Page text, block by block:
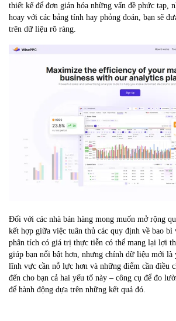
thiết kế để đơn giản hóa những vấn đề phức tạp,
hoay với các bảng tính hay phỏng đoán, bạn sẽ
trên dữ liệu rõ ràng.
Đối với các nhà bán hàng mong muốn mở rộng
kết hợp giữa việc tuân thủ các quy định về bao
phân tích có giá trị thực tiễn có thể mang lại lợi
giúp bạn nổi bật hơn, nhưng chính dữ liệu mới là
lĩnh vực cần nỗ lực hơn và những điểm cần điều
đến cho bạn cả hai yếu tố này – công cụ để đo
để hành động dựa trên những kết quả đó.